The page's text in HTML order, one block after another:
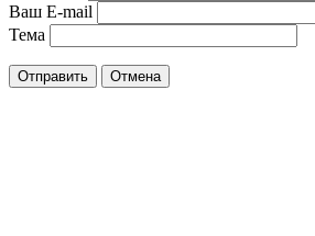
Ваш E-mail
Тема
Отправить Отмена